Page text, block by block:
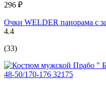
296 ₽
Очки WELDER панорама с
4.4
(33)